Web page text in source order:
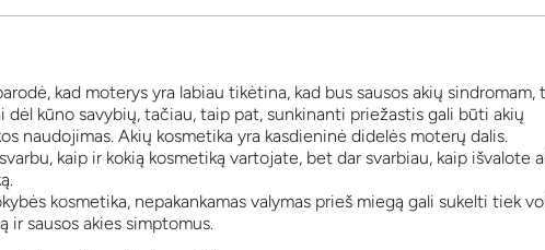
kad moterys yra labiau tikėtina, kad bus sausos akių sindromam,
dėl kūno savybių, tačiau, taip pat, sunkinanti priežastis gali būti akių
naudojimas. Akių kosmetika yra kasdieninė didelės moterų dalis.
kaip ir kokią kosmetiką vartojate, bet dar svarbiau, kaip išvalote
kosmetika, nepakankamas valymas prieš miegą gali sukelti tiek
ir sausos akies simptomus.